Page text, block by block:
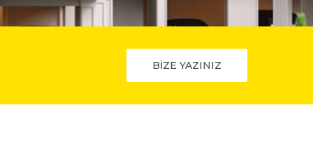
BİZE YAZINIZ